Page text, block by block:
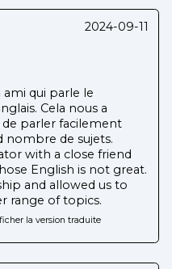
2024-09-11
ami qui parle le
Cela nous a
parler facilement
nombre de sujets.
with a close friend
English is not great.
and allowed us to
range of topics.
la version traduite